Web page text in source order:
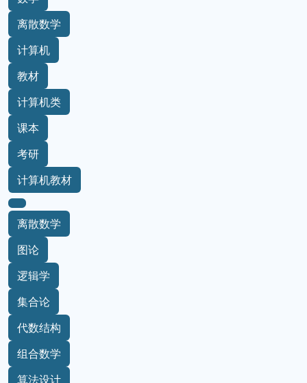
丛书系列:
图书标签:
数学
离散数学
计算机
教材
计算机类
课本
考研
计算机教材
离散数学
图论
逻辑学
集合论